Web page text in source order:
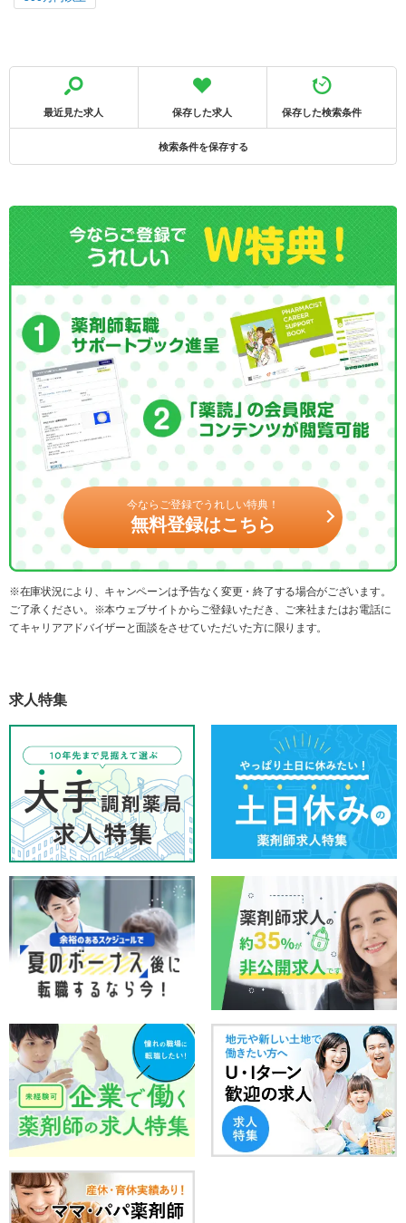
最近見た求人 保存した求人 保存した検索条件
検索条件を保存する
今ならご登録でうれしい特典！
無料登録はこちら
※在庫状況により、キャンペーンは予告なく変更・終了する場合がございます。
ご了承ください。※本ウェブサイトからご登録いただき、ご来社またはお電話に
てキャリアアドバイザーと面談をさせていただいた方に限ります。
求人特集